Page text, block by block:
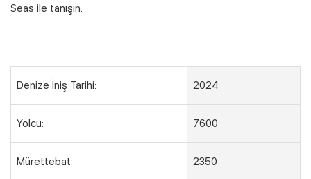
Seas ile tanışın.
Denize İniş Tarihi: 2024
Yolcu: 7600
Mürettebat: 2350